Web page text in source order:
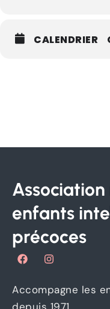
CALENDRIER
enfants
précoces
F
a
b
o
I
n
a
g
Accompagne les